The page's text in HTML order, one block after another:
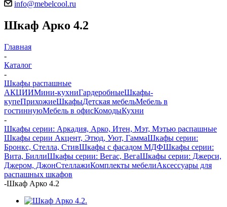
info@mebelcool.ru
Шкаф Арко 4.2
Главная
-
Каталог
-
Шкафы распашные
АКЦИИМини-кухниГардеробныеШкафы-
купеПрихожиеШкафыДетская мебельМебель в
гостиннуюМебель в офисКомодыКухни
-
Шкафы серии: Аркадия, Арко, Итен, Мэт, Мэтью распашные
Шкафы серии Акцент, Этюд, Уют, ГаммаШкафы серии:
Бронкс, Стелла, СтивШкафы с фасадом МДФШкафы серии:
Вита, БиллиШкафы серии: Вегас, ВегаШкафы серии: Джерси,
Джером, ДжонСтеллажиКомплекты мебелиАксессуары для
распашных шкафов
-Шкаф Арко 4.2